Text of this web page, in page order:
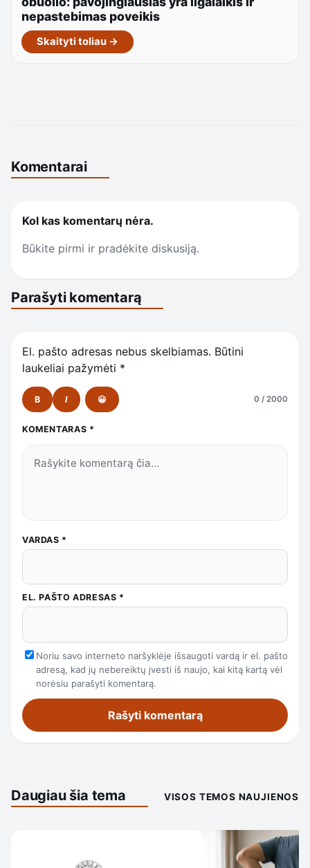
nepastebimas poveikis
Skaityti toliau →
Komentarai
Kol kas komentarų nėra.
Būkite pirmi ir pradėkite diskusiją.
Parašyti komentarą
El. pašto adresas nebus skelbiamas. Būtini
laukeliai pažymėti *
B I 😀 0 / 2000
KOMENTARAS *
VARDAS *
EL. PAŠTO ADRESAS *
Noriu savo interneto naršyklėje išsaugoti vardą ir el. pašto
adresą, kad jų nebereiktų įvesti iš naujo, kai kitą kartą vėl
norėsiu parašyti komentarą.
Daugiau šia tema VISOS TEMOS NAUJIENOS